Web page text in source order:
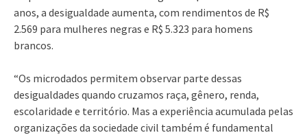
anos, a desigualdade aumenta, com rendimentos de R$
2.569 para mulheres negras e R$ 5.323 para homens
brancos.
“Os microdados permitem observar parte dessas
desigualdades quando cruzamos raça, gênero, renda,
escolaridade e território. Mas a experiência acumulada pelas
organizações da sociedade civil também é fundamental